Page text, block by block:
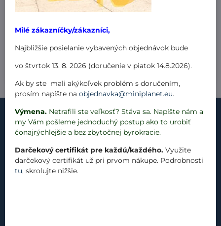
kontakt
náš príbeh
Milé zákazníčky/zákazníci,
Najbližšie posielanie vybavených objednávok bude
vo štvrtok 13. 8. 2026 (doručenie v piatok 14.8.2026).
Ak by ste mali akýkoľvek problém s doručením,
prosím napíšte naobjednavka@miniplanet.eu.
Výmena. Netrafili ste veľkosť? Stáva sa. Napíšte nám a
my Vám pošleme jednoduchý postup ako to urobiť
čonajrýchlejšie a bez zbytočnej byrokracie.
Darčekový certifikát pre každú/každého. Využite
darčekový certifikát už pri prvom nákupe. Podrobnosti
tu, skrolujte nižšie.